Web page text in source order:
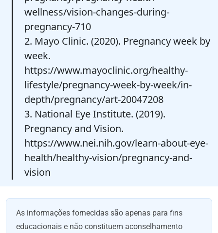
wellness/vision-changes-during-
pregnancy-710
2. Mayo Clinic. (2020). Pregnancy week by
week.
https://www.mayoclinic.org/healthy-
lifestyle/pregnancy-week-by-week/in-
depth/pregnancy/art-20047208
3. National Eye Institute. (2019).
Pregnancy and Vision.
https://www.nei.nih.gov/learn-about-eye-
health/healthy-vision/pregnancy-and-
vision
As informações fornecidas são apenas para fins
educacionais e não constituem aconselhamento